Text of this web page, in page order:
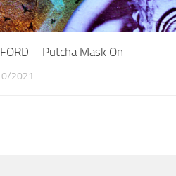
– Putcha Mask On
2021